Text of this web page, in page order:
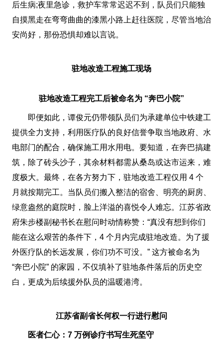
后生病;夜里急诊，救护车常常迟迟不到，队员们只能独
自摸黑走在弯弯曲曲的漆黑小路上赶往医院，尽管当地治
安尚好，那份恐惧却难以言说。
驻地改造工程施工现场
驻地改造工程完工后被命名为 “奔巴小院”
即便如此，谭俊元仍带领队员们为承建单位中铁建工
提供全力支持，利用医疗队的良好信誉争取当地政府、水
电部门的配合，确保施工用水用电。要知道，在奔巴搞建
筑，除了砖头沙子，其余材料都需从桑岛或达市运来，难
度极大。最终，在各方努力下，驻地改造工程仅用 4 个
月就按期完工。当队员们搬入整洁的宿舍、明亮的厨房、
绿意盎然的庭院时，脸上洋溢的喜悦令人难忘。江苏省政
府朱步楼副秘书长在慰问时动情称赞：“真没有想到你们
能在这么艰苦的条件下，4 个月内完成驻地改造。为了援
外医疗队的长远发展，你们功不可没。” 这方被命名为
“奔巴小院” 的家园，不仅填补了驻地条件落后的历史空
白，更成为后续援外队员的温暖港湾。
江苏省副省长何权一行进行慰问
医者仁心：7 万例诊疗书写生死坚守